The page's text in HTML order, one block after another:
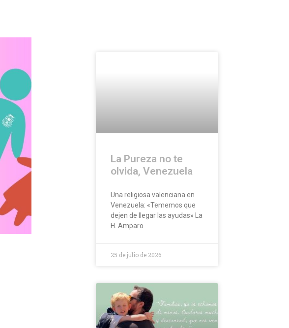
La Pureza no te
olvida, Venezuela
Una religiosa valenciana en
Venezuela: «Tememos que
dejen de llegar las ayudas» La
H. Amparo
25 de julio de 2026